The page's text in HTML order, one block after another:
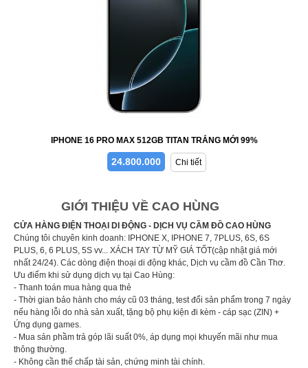
IPHONE 16 PRO MAX 512GB TITAN TRẮNG MỚI 99%
24.800.000 Chi tiết
GIỚI THIỆU VỀ CAO HÙNG
CỬA HÀNG ĐIỆN THOẠI DI ĐỘNG - DỊCH VỤ CẦM ĐỒ CAO HÙNG
Chúng tôi chuyên kinh doanh: IPHONE X, IPHONE 7, 7PLUS, 6S, 6S
PLUS, 6, 6 PLUS, 5S vv... XÁCH TAY TỪ MỸ GIÁ TỐT(cập nhật giá mới
nhất 24/24). Các dòng điện thoại di động khác, Dịch vụ cầm đồ Cần Thơ.
Ưu điểm khi sử dụng dịch vụ tại Cao Hùng:
- Thanh toán mua hàng qua thẻ
- Thời gian bảo hành cho máy cũ 03 tháng, test đổi sản phẩm trong 7 ngày
nếu hàng lỗi do nhà sản xuất, tặng bộ phụ kiện đi kèm - cáp sạc (ZIN) +
Ứng dụng games.
- Mua sản phầm trả góp lãi suất 0%, áp dụng mọi khuyến mãi như mua
thông thường.
- Không cần thế chấp tài sản, chứng minh tài chính.